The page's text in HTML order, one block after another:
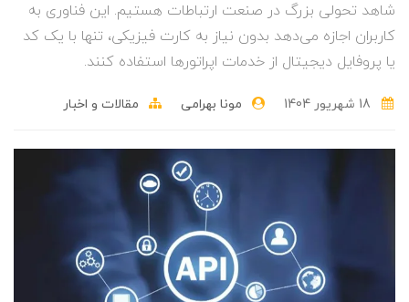
شاهد تحولی بزرگ در صنعت ارتباطات هستیم. این فناوری به
کاربران اجازه می‌دهد بدون نیاز به کارت فیزیکی، تنها با یک کد
یا پروفایل دیجیتال از خدمات اپراتورها استفاده کنند.
مونا بهرامی مقالات و اخبار